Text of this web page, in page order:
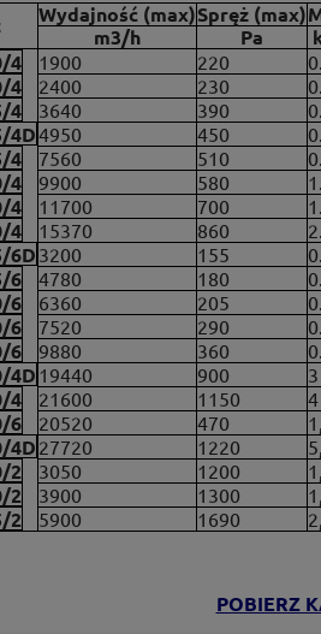
Wydajność (max)Spręż (max)
m3/h
Pa
4
1900 220
4 2400 230
4 3640 390
4D4950 450
4 7560 510
4 9900 580
4 11700 700
4 15370 860
6D3200 155
6 4780 180
6 6360 205
6 7520 290
6 9880 360
4D19440 900 3
4 21600 1150 4
6 20520 470
4D27720 1220
2 3050 1200
2 3900 1300
2 5900 1690
POBIERZ